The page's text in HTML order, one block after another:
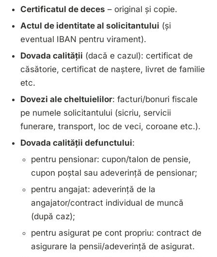
Certificatul de deces – original și copie.
Actul de identitate al solicitantului (și
eventual IBAN pentru virament).
Dovada calității (dacă e cazul): certificat de
căsătorie, certificat de naștere, livret de familie
etc.
Dovezi ale cheltuielilor: facturi/bonuri fiscale
pe numele solicitantului (sicriu, servicii
funerare, transport, loc de veci, coroane etc.).
Dovada calității defunctului:
pentru pensionar: cupon/talon de pensie,
cupon poștal sau adeverință de pensionar;
pentruangajat: adeverință de la
angajator/contract individual de muncă
(după caz);
pentruasigurat pe cont propriu: contract de
asigurare la pensii/adeverință de asigurat.